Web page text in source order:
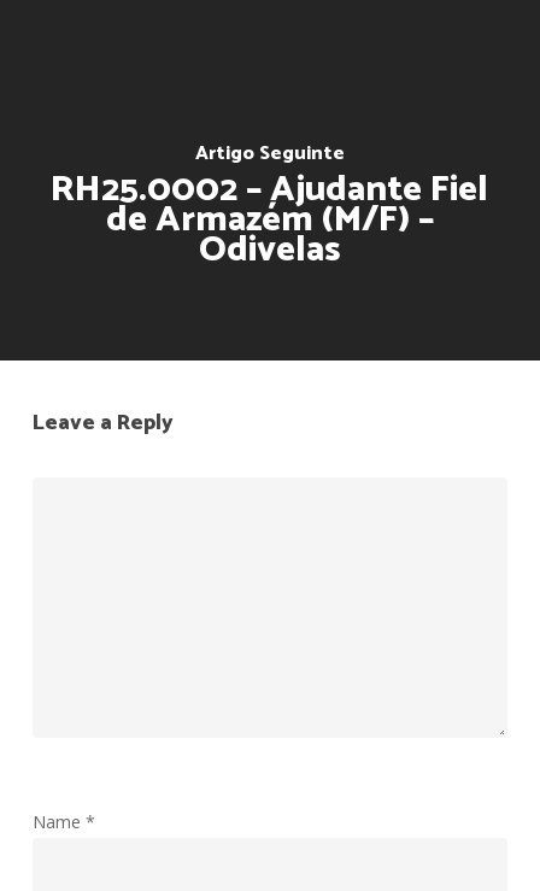
Artigo Seguinte
RH25.0002 – Ajudante Fiel
de Armazém (M/F) –
Odivelas
Leave a Reply
Name *